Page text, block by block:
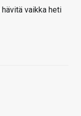
vaikka heti